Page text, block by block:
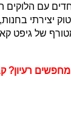
עם
יצירתי
קארד על סך 2,000
רעיון?